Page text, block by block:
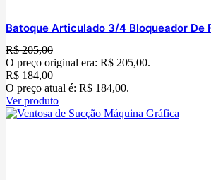
Batoque Articulado 3/4 Bloqueador De
R$205,00
O preço original era: R$ 205,00.
R$ 184,00
O preço atual é: R$ 184,00.
Ver produto